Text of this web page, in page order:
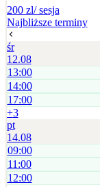
200 zl/ sesja
Najbliższe terminy
śr
12.08
13:00
14:00
17:00
+3
pt
14.08
09:00
11:00
12:00